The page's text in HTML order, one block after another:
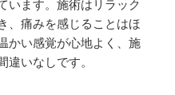
います。施術はリラック
、痛みを感じることはほ
かい感覚が心地よく、施
違いなしです。